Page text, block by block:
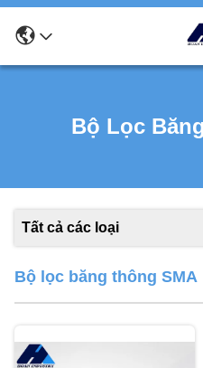
Bộ Lọc
Tất cả các loại
Bộ lọc băng thông SMA